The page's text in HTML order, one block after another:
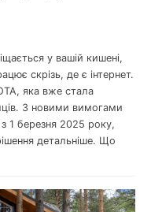
у вашій кишені,
скрізь, де є інтернет.
яка вже стала
З новими вимогами
1 березня 2025 року,
детальніше. Що